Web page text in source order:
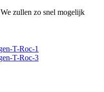
zullen zo snel mogelijk